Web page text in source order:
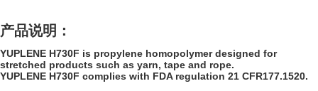
产品说明：
YUPLENE H730F is propylene homopolymer designed for
stretched products such as yarn, tape and rope.
YUPLENE H730F complies with FDA regulation 21 CFR177.1520.